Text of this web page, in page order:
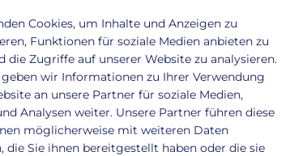
10:00 - 10:45
Pilates
11:00 - 11:45
Top Fit
10:00 - 10:45
Rückenfit
10:00 - 10:45
Fit For Weekend
Cookies, um Inhalte und Anzeigen zu
Funktionen für soziale Medien anbieten zu
die Zugriffe auf unserer Website zu analysieren.
wir Informationen zu Ihrer Verwendung
an unsere Partner für soziale Medien,
Analysen weiter. Unsere Partner führen diese
möglicherweise mit weiteren Daten
die Sie ihnen bereitgestellt haben oder die sie